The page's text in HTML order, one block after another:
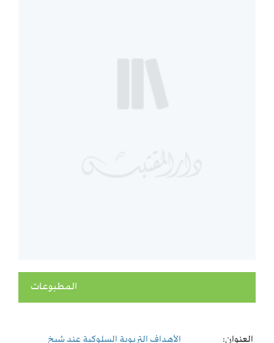
المطبوعات
العنوان: الأهداف التربوية السلوكية عند شيخ